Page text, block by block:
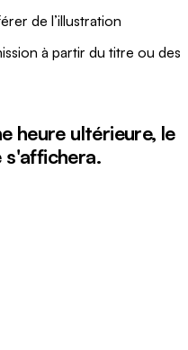
de l’illustration
à partir du titre ou des
heure ultérieure, le
s'affichera.